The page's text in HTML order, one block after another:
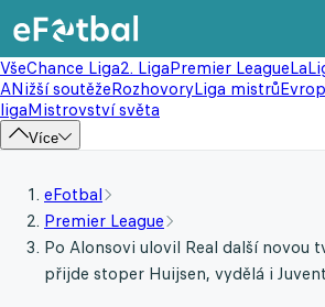
VšeChance Liga2. LigaPremier League
ANižší soutěžeRozhovoryLiga mistrů
ligaMistrovství světa
Více
eFotbal
Premier League
Po Alonsovi ulovil Real další novou
přijde stoper Huijsen, vydělá i